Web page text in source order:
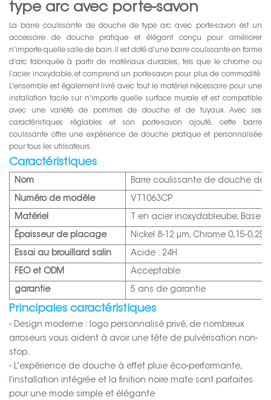
type arc avec porte-savon
La barre coulissante de douche de type arc avec porte-savon est un
accessoire de douche pratique et élégant conçu pour améliorer
n'importe quelle salle de bain. Il est doté d'une barre coulissante en forme
d'arc fabriquée à partir de matériaux durables, tels que le chrome ou
l'acier inoxydable, et comprend un porte-savon pour plus de commodité.
L'ensemble est également livré avec tout le matériel nécessaire pour une
installation facile sur n'importe quelle surface murale et est compatible
avec une variété de pommes de douche et de tuyaux. Avec ses
caractéristiques réglables et son porte-savon ajouté, cette barre
coulissante offre une expérience de douche pratique et personnalisée
pour tous les utilisateurs.
Caractéristiques
Nom Barre coulissante de douche de
Numéro de modèle VT1063CP
Matériel T en acier inoxydableube, Base
Épaisseur de placage Nickel 8-12 μm, Chrome 0,15-0,25
Essai au brouillard salin Acide : 24H
FEO et ODM Acceptable
garantie 5 ans de garantie
Principales caractéristiques
- Design moderne : logo personnalisé privé, de nombreux
arroseurs vous aident à avoir une tête de pulvérisation non-
stop.
- L'expérience de douche à effet pluie éco-performante,
l'installation intégrée et la finition noire mate sont parfaites
pour une mode simple et élégante